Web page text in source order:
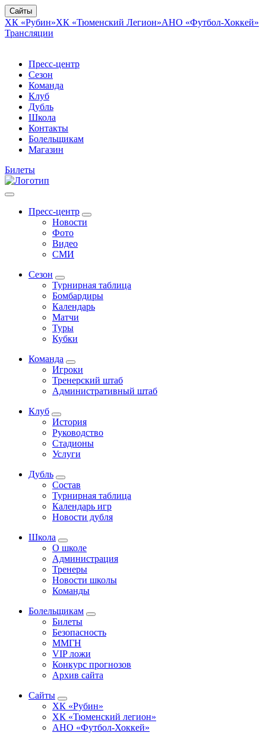
Сайты
ХК «Рубин»ХК «Тюменский Легион»АНО «Футбол-Хоккей»
Трансляции
Пресс-центр
Сезон
Команда
Клуб
Дубль
Школа
Контакты
Болельщикам
Магазин
Билеты
Пресс-центр
Новости
Фото
Видео
СМИ
Сезон
Турнирная таблица
Бомбардиры
Календарь
Матчи
Туры
Кубки
Команда
Игроки
Тренерский штаб
Административный штаб
Клуб
История
Руководство
Стадионы
Услуги
Дубль
Состав
Турнирная таблица
Календарь игр
Новости дубля
Школа
О школе
Администрация
Тренеры
Новости школы
Команды
Болельщикам
Билеты
Безопасность
ММГН
VIP ложи
Конкурс прогнозов
Архив сайта
Сайты
ХК «Рубин»
ХК «Тюменский легион»
АНО «Футбол-Хоккей»